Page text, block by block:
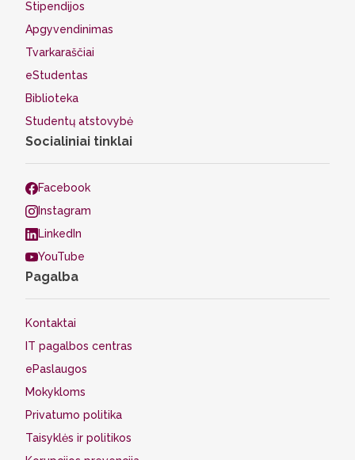
Stipendijos
Apgyvendinimas
Tvarkaraščiai
eStudentas
Biblioteka
Studentų atstovybė
Socialiniai tinklai
Facebook
Instagram
LinkedIn
YouTube
Pagalba
Kontaktai
IT pagalbos centras
ePaslaugos
Mokykloms
Privatumo politika
Taisyklės ir politikos